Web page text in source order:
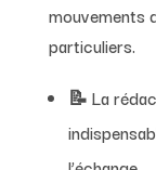
mouvements
particuliers.
📝 La